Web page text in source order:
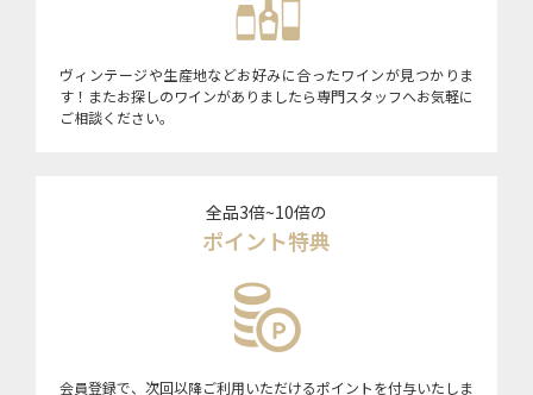
ヴィンテージや生産地などお好みに合ったワインが見つかりま
す！またお探しのワインがありましたら専門スタッフへお気軽に
ご相談ください。
全品3倍~10倍の
ポイント特典
会員登録で、次回以降ご利用いただけるポイントを付与いたしま